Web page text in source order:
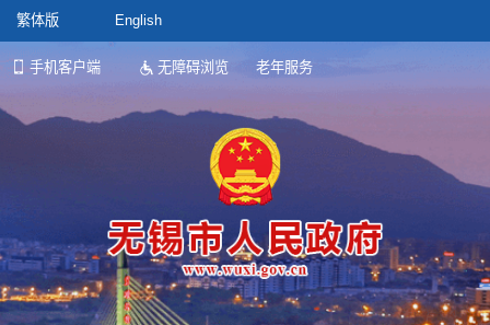
繁体版 English
手机客户端 无障碍浏览 老年服务